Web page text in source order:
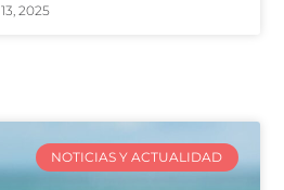
2025
NOTICIAS Y ACTUALIDAD